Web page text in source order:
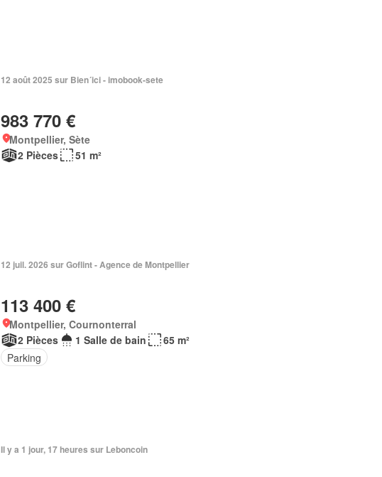
12 août 2025 sur Bien´ici - imobook-sete
983 770 €
Montpellier, Sète
2 Pièces
51 m²
12 juil. 2026 sur Goflint - Agence de Montpellier
113 400 €
Montpellier, Cournonterral
2 Pièces
1 Salle de bain
65 m²
Parking
Il y a 1 jour, 17 heures sur Leboncoin